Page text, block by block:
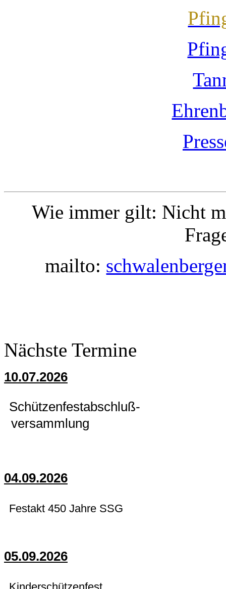
Wie immer gilt: Nicht
mailto:
Nächste Termine
10.07.2026
Schützenfestabschluß-
versammlung
04.09.2026
Festakt 450 Jahre SSG
05.09.2026